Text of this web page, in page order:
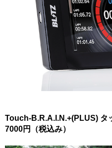
Touch-B.R.A.I.N.+(PLUS)
7000円（税込み）